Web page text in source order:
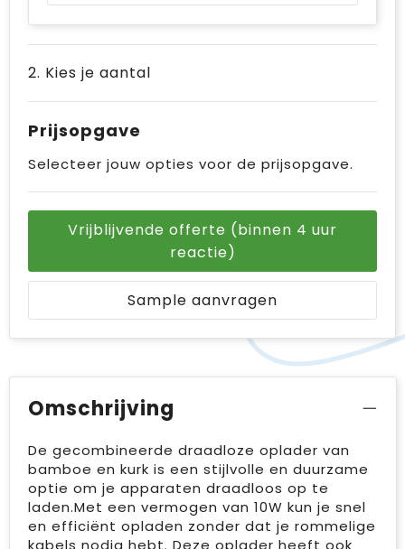
2. Kies je aantal
Prijsopgave
Selecteer jouw opties voor de prijsopgave.
Vrijblijvende offerte (binnen 4 uur
reactie)
Sample aanvragen
Omschrijving
De gecombineerde draadloze oplader van
bamboe en kurk is een stijlvolle en duurzame
optie om je apparaten draadloos op te
laden.Met een vermogen van 10W kun je snel
en efficiënt opladen zonder dat je rommelige
kabels nodig hebt. Deze oplader heeft ook